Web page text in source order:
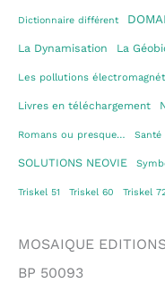
Dictionnaire différent
La Dynamisation La
Les pollutions
Livres en téléchargement
Romans ou presque… Santé
SOLUTIONS NEOVIE
Triskel 51 Triskel 60 Triskel
MOSAIQUE
BP 50093